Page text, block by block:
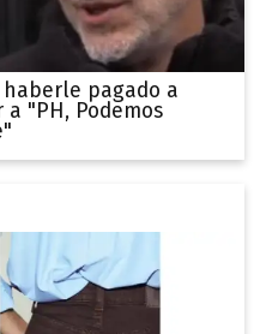
pagado a
"PH, Podemos